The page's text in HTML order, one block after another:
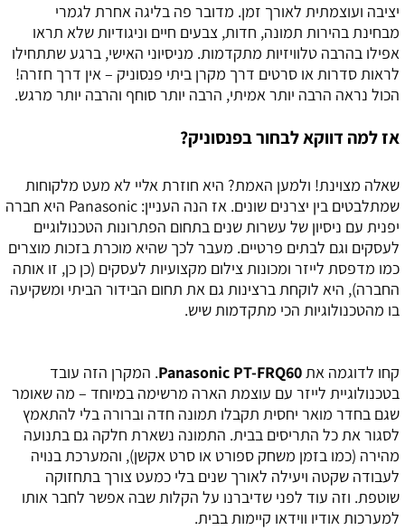
יציבה ועוצמתית לאורך זמן. מדובר פה בליגה אחרת לגמרי
מבחינת בהירות תמונה, חדות, צבעים חיים וניגודיות שלא תראו
אפילו בהרבה טלוויזיות מתקדמות. מניסיוני האישי, ברגע שתתחילו
לראות סדרות או סרטים דרך מקרן ביתי פנסוניק – אין דרך חזרה!
הכול נראה הרבה יותר אמיתי, הרבה יותר סוחף והרבה יותר מרגש.
אז למה דווקא לבחור בפנסוניק?
שאלה מצוינת! ולמען האמת? היא חוזרת אליי לא מעט מלקוחות
שמתלבטים בין יצרנים שונים. אז הנה העניין: Panasonic היא חברה
יפנית עם ניסיון של עשרות שנים בתחום הפתרונות הטכנולוגיים
לעסקים וגם לבתים פרטיים. מעבר לכך שהיא מוכרת בזכות מוצרים
כמו מדפסת לייזר ומכונות צילום מקצועיות לעסקים (כן כן, זו אותה
החברה), היא לוקחת ברצינות גם את תחום הבידור הביתי ומשקיעה
בו מהטכנולוגיות הכי מתקדמות שיש.
קחו לדוגמה אתPanasonic PT-FRQ60. המקרן הזה עובד
בטכנולוגיית לייזר עם עוצמת הארה מרשימה במיוחד – מה שאומר
שגם בחדר מואר יחסית תקבלו תמונה חדה וברורה בלי להתאמץ
לסגור את כל התריסים בבית. התמונה נשארת חלקה גם בתנועה
מהירה (כמו בזמן משחק ספורט או סרט אקשן), והמערכת בנויה
לעבודה שקטה ויעילה לאורך שנים בלי כמעט צורך בתחזוקה
שוטפת. וזה עוד לפני שדיברנו על הקלות שבה אפשר לחבר אותו
למערכות אודיו ווידאו קיימות בבית.